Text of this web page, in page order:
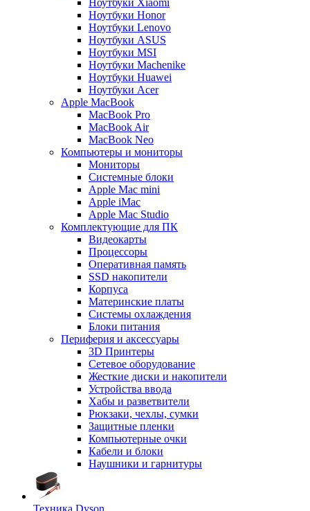
Ноутбуки Xiaomi
Ноутбуки Honor
Ноутбуки Lenovo
Ноутбуки ASUS
Ноутбуки MSI
Ноутбуки Machenike
Ноутбуки Huawei
Ноутбуки Acer
Apple MacBook
MacBook Pro
MacBook Air
MacBook Neo
Компьютеры и мониторы
Мониторы
Системные блоки
Apple Mac mini
Apple iMac
Apple Mac Studio
Комплектующие для ПК
Видеокарты
Процессоры
Оперативная память
SSD накопители
Корпуса
Материнские платы
Системы охлаждения
Блоки питания
Периферия и аксессуары
3D Принтеры
Сетевое оборудование
Жесткие диски и накопители
Устройства ввода
Хабы и разветвители
Рюкзаки, чехлы, сумки
Защитные пленки
Компьютерные очки
Кабели и блоки
Наушники и гарнитуры
Техника Dyson